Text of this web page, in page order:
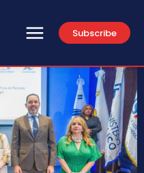
Subscribe